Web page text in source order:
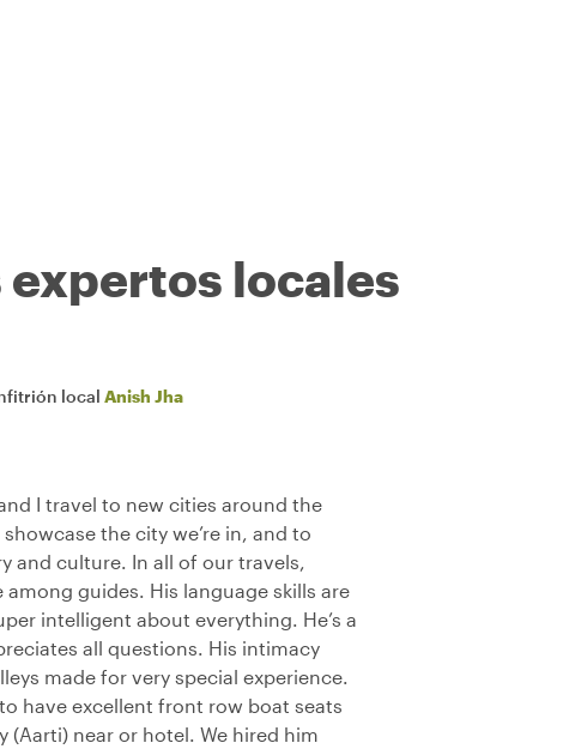
expertos locales
local Anish Jha
I travel to new cities around the
the city we’re in, and to
and culture. In all of our travels,
guides. His language skills are
intelligent about everything. He’s a
all questions. His intimacy
made for very special experience.
have excellent front row boat seats
(Aarti) near or hotel. We hired him